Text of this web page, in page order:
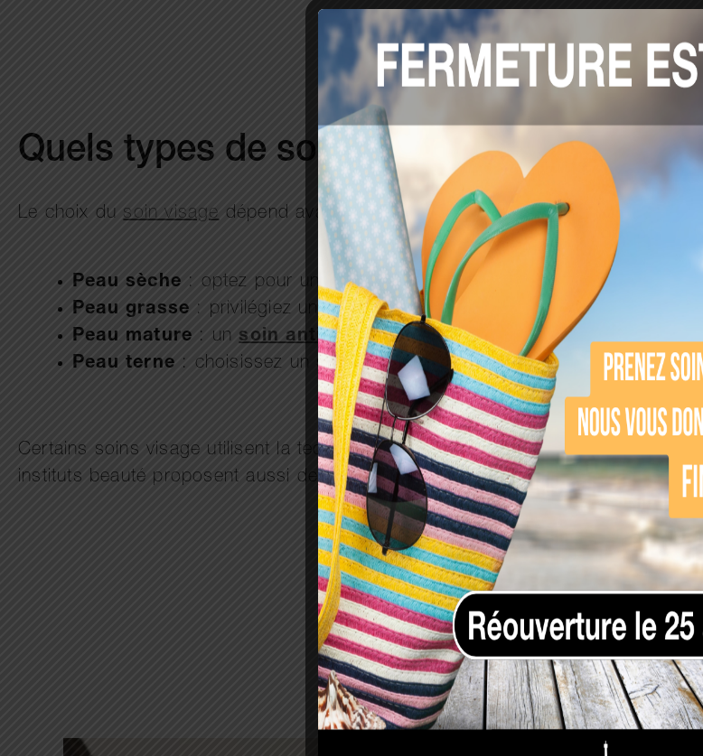
Quels types de soins du visage choisir
Le choix dusoin visagedépend avant tout de votre type de peau :
Peau sèche : optez pour unsoin hydratant et nourrissant.
Peau grasse : privilégiez unsoin purifiantqui resserre les pores et
Peau mature : unsoin anti-âgeousoin rides
stimule la production
Peau terne : choisissez un soin éclatpour raviver la luminosité du
Certains soins visage utilisent la technologie endermologie, qui agit en
instituts beauté proposent aussi des soins corps complémentaires pour
Les soins du